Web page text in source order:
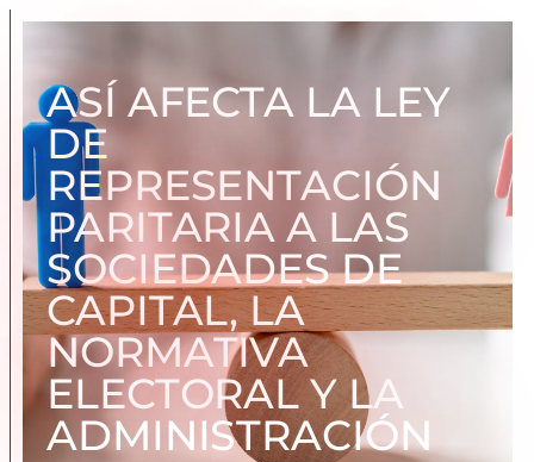
ASÍ AFECTA LA LEY
DE
REPRESENTACIÓN
PARITARIA A LAS
SOCIEDADES DE
CAPITAL, LA
NORMATIVA
ELECTORAL Y LA
ADMINISTRACIÓN